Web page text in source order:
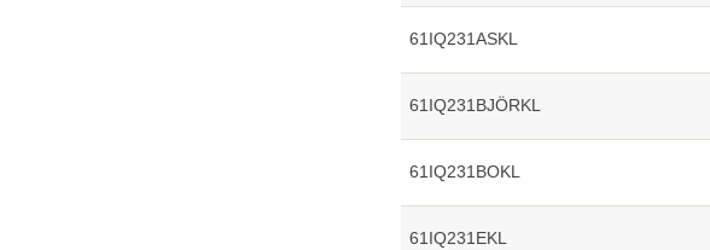
61IQ231ASKL
61IQ231BJÖRKL
61IQ231BOKL
61IQ231EKL